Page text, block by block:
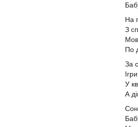
На
З
По
За
У
А